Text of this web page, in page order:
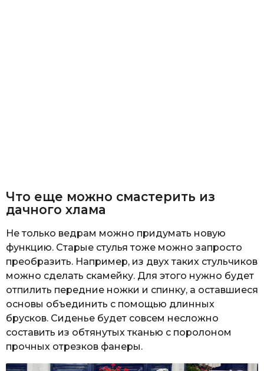
Что еще можно смастерить из
дачного хлама
Не только ведрам можно придумать новую
функцию. Старые стулья тоже можно запросто
преобразить. Например, из двух таких стульчиков
можно сделать скамейку. Для этого нужно будет
отпилить передние ножки и спинку, а оставшиеся
основы объединить с помощью длинных
брусков. Сиденье будет совсем несложно
составить из обтянутых тканью с поролоном
прочных отрезков фанеры.